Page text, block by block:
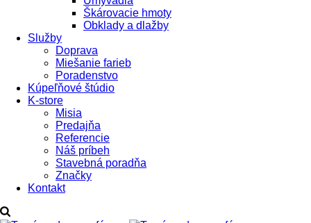
Škárovacie hmoty
Obklady a dlažby
Služby
Doprava
Miešanie farieb
Poradenstvo
Kúpeľňové štúdio
K-store
Misia
Predajňa
Referencie
Náš príbeh
Stavebná poradňa
Značky
Kontakt